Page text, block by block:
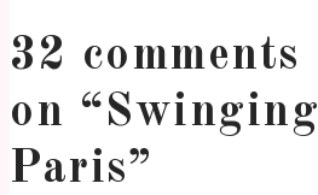
32 comments
on “Swinging
Paris”